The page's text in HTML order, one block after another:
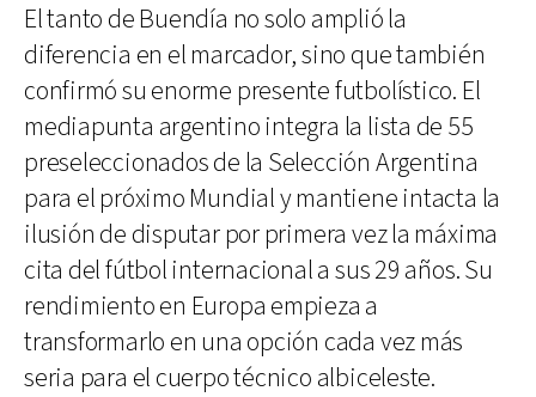
El tanto de Buendía no solo amplió la
diferencia en el marcador, sino que también
confirmó su enorme presente futbolístico. El
mediapunta argentino integra la lista de 55
preseleccionados de la Selección Argentina
para el próximo Mundial y mantiene intacta la
ilusión de disputar por primera vez la máxima
cita del fútbol internacional a sus 29 años. Su
rendimiento en Europa empieza a
transformarlo en una opción cada vez más
seria para el cuerpo técnico albiceleste.